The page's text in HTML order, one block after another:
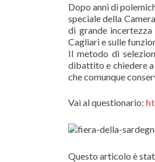
Dopo anni di
speciale della
di grande
Cagliari e sulle
Il metodo di
dibattito e chiedere a
che comunque
Vai al questionario:
Questo articolo è